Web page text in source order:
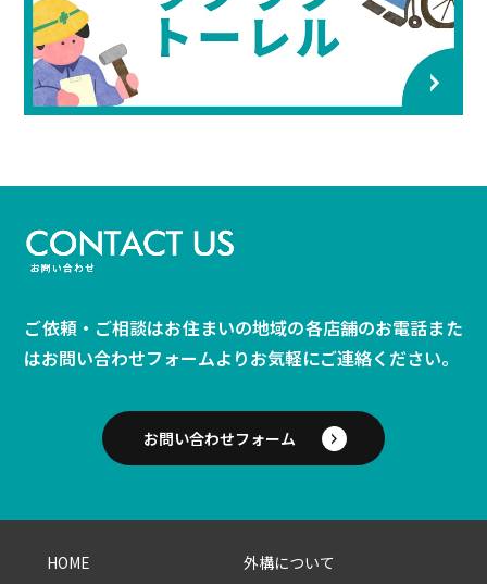
ご依頼・ご相談はお住まいの地域の各店舗のお電話また
はお問い合わせフォームよりお気軽にご連絡ください。
お問い合わせフォーム
HOME 外構について